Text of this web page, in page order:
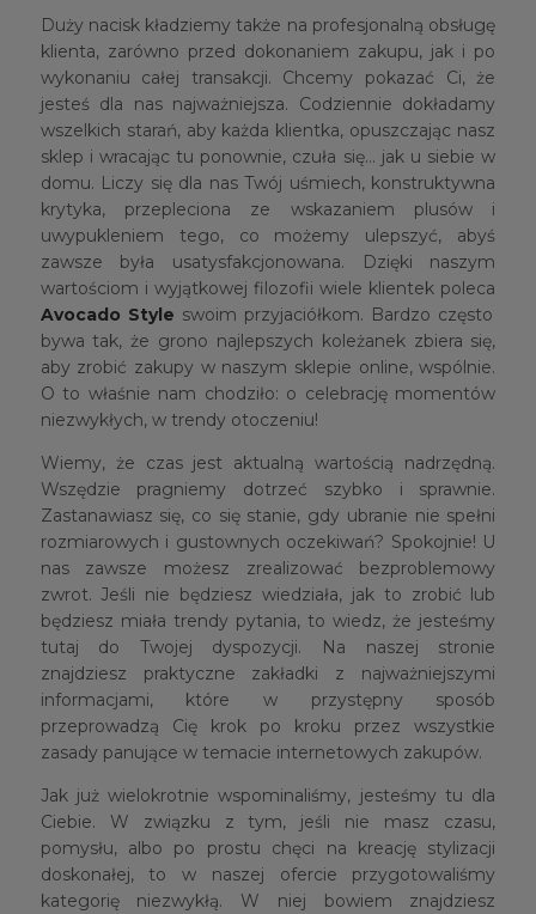
Duży nacisk kładziemy także na profesjonalną obsługę
klienta, zarówno przed dokonaniem zakupu, jak i po
wykonaniu całej transakcji. Chcemy pokazać Ci, że
jesteś dla nas najważniejsza. Codziennie dokładamy
wszelkich starań, aby każda klientka, opuszczając nasz
sklep i wracając tu ponownie, czuła się… jak u siebie w
domu. Liczy się dla nas Twój uśmiech, konstruktywna
krytyka, przepleciona ze wskazaniem plusów i
uwypukleniem tego, co możemy ulepszyć, abyś
zawsze była usatysfakcjonowana. Dzięki naszym
wartościom i wyjątkowej filozofii wiele klientek poleca
Avocado Style swoim przyjaciółkom. Bardzo często
bywa tak, że grono najlepszych koleżanek zbiera się,
aby zrobić zakupy w naszym sklepie online, wspólnie.
O to właśnie nam chodziło: o celebrację momentów
niezwykłych, w trendy otoczeniu!
Wiemy, że czas jest aktualną wartością nadrzędną.
Wszędzie pragniemy dotrzeć szybko i sprawnie.
Zastanawiasz się, co się stanie, gdy ubranie nie spełni
rozmiarowych i gustownych oczekiwań? Spokojnie! U
nas zawsze możesz zrealizować bezproblemowy
zwrot. Jeśli nie będziesz wiedziała, jak to zrobić lub
będziesz miała trendy pytania, to wiedz, że jesteśmy
tutaj do Twojej dyspozycji. Na naszej stronie
znajdziesz praktyczne zakładki z najważniejszymi
informacjami, które w przystępny sposób
przeprowadzą Cię krok po kroku przez wszystkie
zasady panujące w temacie internetowych zakupów.
Jak już wielokrotnie wspominaliśmy, jesteśmy tu dla
Ciebie. W związku z tym, jeśli nie masz czasu,
pomysłu, albo po prostu chęci na kreację stylizacji
doskonałej, to w naszej ofercie przygotowaliśmy
kategorię niezwykłą. W niej bowiem znajdziesz